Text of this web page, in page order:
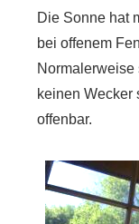
Die Sonne hat
bei offenem
Normalerweise
keinen Wecker
offenbar.